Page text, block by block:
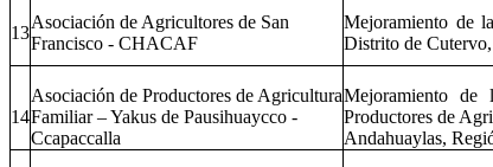
13
Asociación de Agricultores de San
Francisco - CHACAF
Mejoramiento de
Distrito de
14
Asociación de Productores de Agricultura
Familiar – Yakus de Pausihuaycco -
Ccapaccalla
Mejoramiento de
Productores de
Andahuaylas,